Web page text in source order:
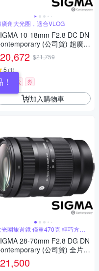
廣角大光圈，適合VLOG
10-18mm F2.8 DC DN
(公司貨) 超廣角
變焦鏡頭 APS-C 無反微單眼鏡
20,672 $21,759
5(1)
時下殺 券
加入購物車
光圈旅遊鏡 僅重470克 輕巧方便
帶
28-70mm F2.8 DG DN
(公司貨) 全片幅
微單眼鏡頭 旅遊鏡
21,500